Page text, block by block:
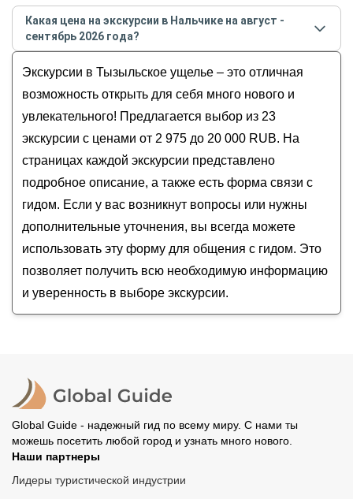
Эльбрус
Чегемские водопады
Голубые озёра
Тызыльское ущелье
Площадь Согласия
Самые популярные экскурсиив Нальчикев
августе - сентябре 2026года:
Кабардино-Балкария, которая останется
в вашем сердце
Сокровища Кавказа: Чегемские водопады,
озеро Гижгит и село Эльтюбю
Вершины Кавказа: путешествие
по Приэльбрусью
Верхняя Балкария — поездка в мини-группе из
Нальчика
Эльбрус, Байдаевский водопад и горные
ущелья (из Нальчика)
Какая цена на экскурсии в Нальчике на август -
сентябрь 2026 года?
сентябрь 2026года от 2 975до 20 000 RUB
Экскурсии в Тызыльское ущелье – это отличная
возможность открыть для себя много нового и
увлекательного! Предлагается выбор из 23
экскурсии с ценами от 2 975 до 20 000 RUB. На
страницах каждой экскурсии представлено
подробное описание, а также есть форма связи с
гидом. Если у вас возникнут вопросы или нужны
дополнительные уточнения, вы всегда можете
использовать эту форму для общения с гидом. Это
позволяет получить всю необходимую информацию
и уверенность в выборе экскурсии.
Global Guide - надежный гид по всему миру. С нами ты
можешь посетить любой город и узнать много нового.
Наши партнеры
Лидеры туристической индустрии